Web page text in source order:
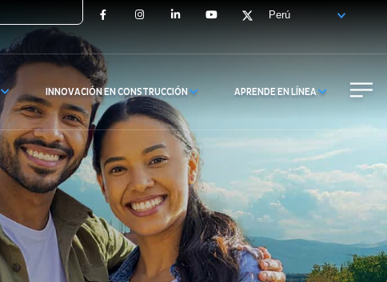
FacebookInstagramLinkedInYouTubeX
INNOVACIÓN EN CONSTRUCCIÓN APRENDE EN LÍNEA